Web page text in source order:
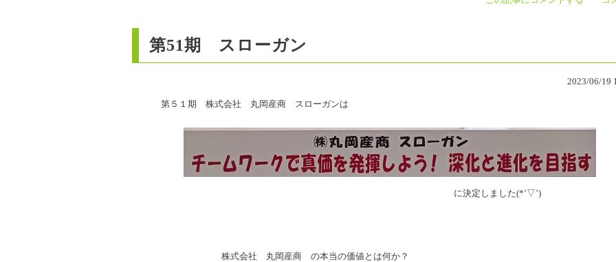
第51期 スローガン
2023/06/19
第５１期 株式会社 丸岡産商 スローガンは
に決定しました(*’▽’)
株式会社 丸岡産商 の本当の価値とは何か？